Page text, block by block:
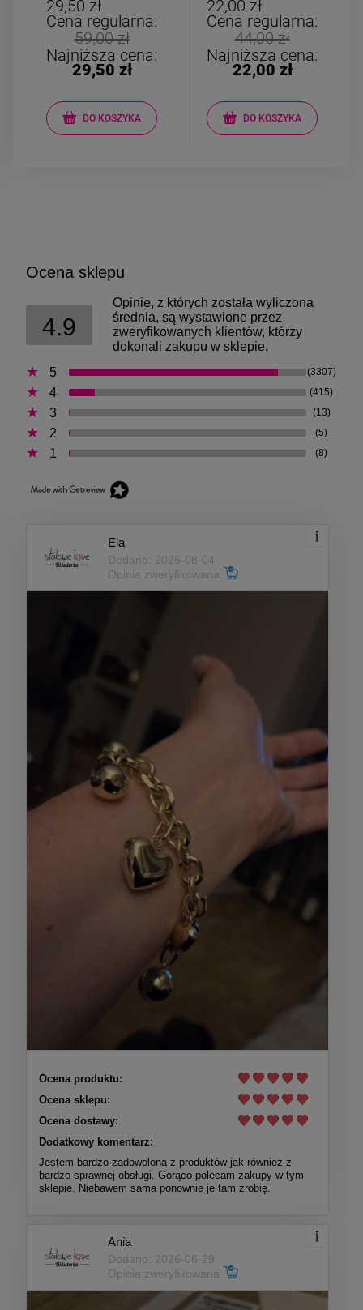
ażurowe
29,50 zł
Cena regularna:
59,00 zł
Najniższa cena:
29,50 zł
DO KOSZYKA
22,00 zł
Cena regularna:
44,00 zł
Najniższa cena:
22,00 zł
DO KOSZYKA
Ocena sklepu
4.9
Opinie, z których została wyliczona
średnia, są wystawione przez
zweryfikowanych klientów, którzy
dokonali zakupu w sklepie.
5
(3307)
4 (415)
3 (13)
2 (5)
1 (8)
Ela
Dodano: 2026-08-04
Opinia zweryfikowana
Ocena produktu:
Ocena sklepu:
Ocena dostawy:
Dodatkowy komentarz:
Jestem bardzo zadowolona z produktów jak również z
bardzo sprawnej obsługi. Gorąco polecam zakupy w tym
sklepie. Niebawem sama ponownie je tam zrobię.
Ania
Dodano: 2026-06-29
Opinia zweryfikowana